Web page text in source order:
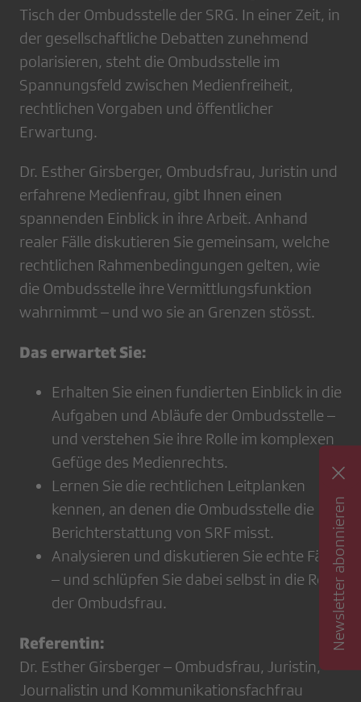
Tisch der Ombudsstelle der SRG. In einer Zeit, in
der gesellschaftliche Debatten zunehmend
polarisieren, steht die Ombudsstelle im
Spannungsfeld zwischen Medienfreiheit,
rechtlichen Vorgaben und öffentlicher
Erwartung.
Dr. Esther Girsberger, Ombudsfrau, Juristin und
erfahrene Medienfrau, gibt Ihnen einen
spannenden Einblick in ihre Arbeit. Anhand
realer Fälle diskutieren Sie gemeinsam, welche
rechtlichen Rahmenbedingungen gelten, wie
die Ombudsstelle ihre Vermittlungsfunktion
wahrnimmt – und wo sie an Grenzen stösst.
Das erwartet Sie:
Erhalten Sie einen fundierten Einblick in die
Aufgaben und Abläufe der Ombudsstelle –
und verstehen Sie ihre Rolle im komplexen
Gefüge des Medienrechts.
Lernen Sie die rechtlichen Leitplanken
kennen, an denen die Ombudsstelle die
Berichterstattung von SRF misst.
Analysieren und diskutieren Sie echte Fälle
– und schlüpfen Sie dabei selbst in die Rolle
der Ombudsfrau.
Referentin:
Dr. Esther Girsberger – Ombudsfrau, Juristin,
Journalistin und Kommunikationsfachfrau
Newsletter abonnieren